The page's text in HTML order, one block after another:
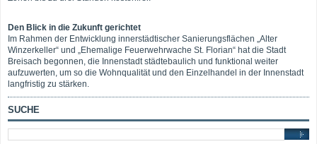
Den Blick in die Zukunft gerichtet
Im Rahmen der Entwicklung innerstädtischer Sanierungsflächen „Alter
Winzerkeller“ und „Ehemalige Feuerwehrwache St. Florian“ hat die Stadt
Breisach begonnen, die Innenstadt städtebaulich und funktional weiter
aufzuwerten, um so die Wohnqualität und den Einzelhandel in der Innenstadt
langfristig zu stärken.
SUCHE